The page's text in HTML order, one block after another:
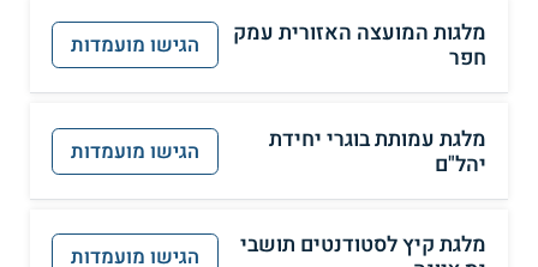
מלגות המועצה האזורית עמק
חפר
הגישו מועמדות
מלגת עמותת בוגרי יחידת
יהל"ם
הגישו מועמדות
מלגת קיץ לסטודנטים תושבי
הגישו מועמדות